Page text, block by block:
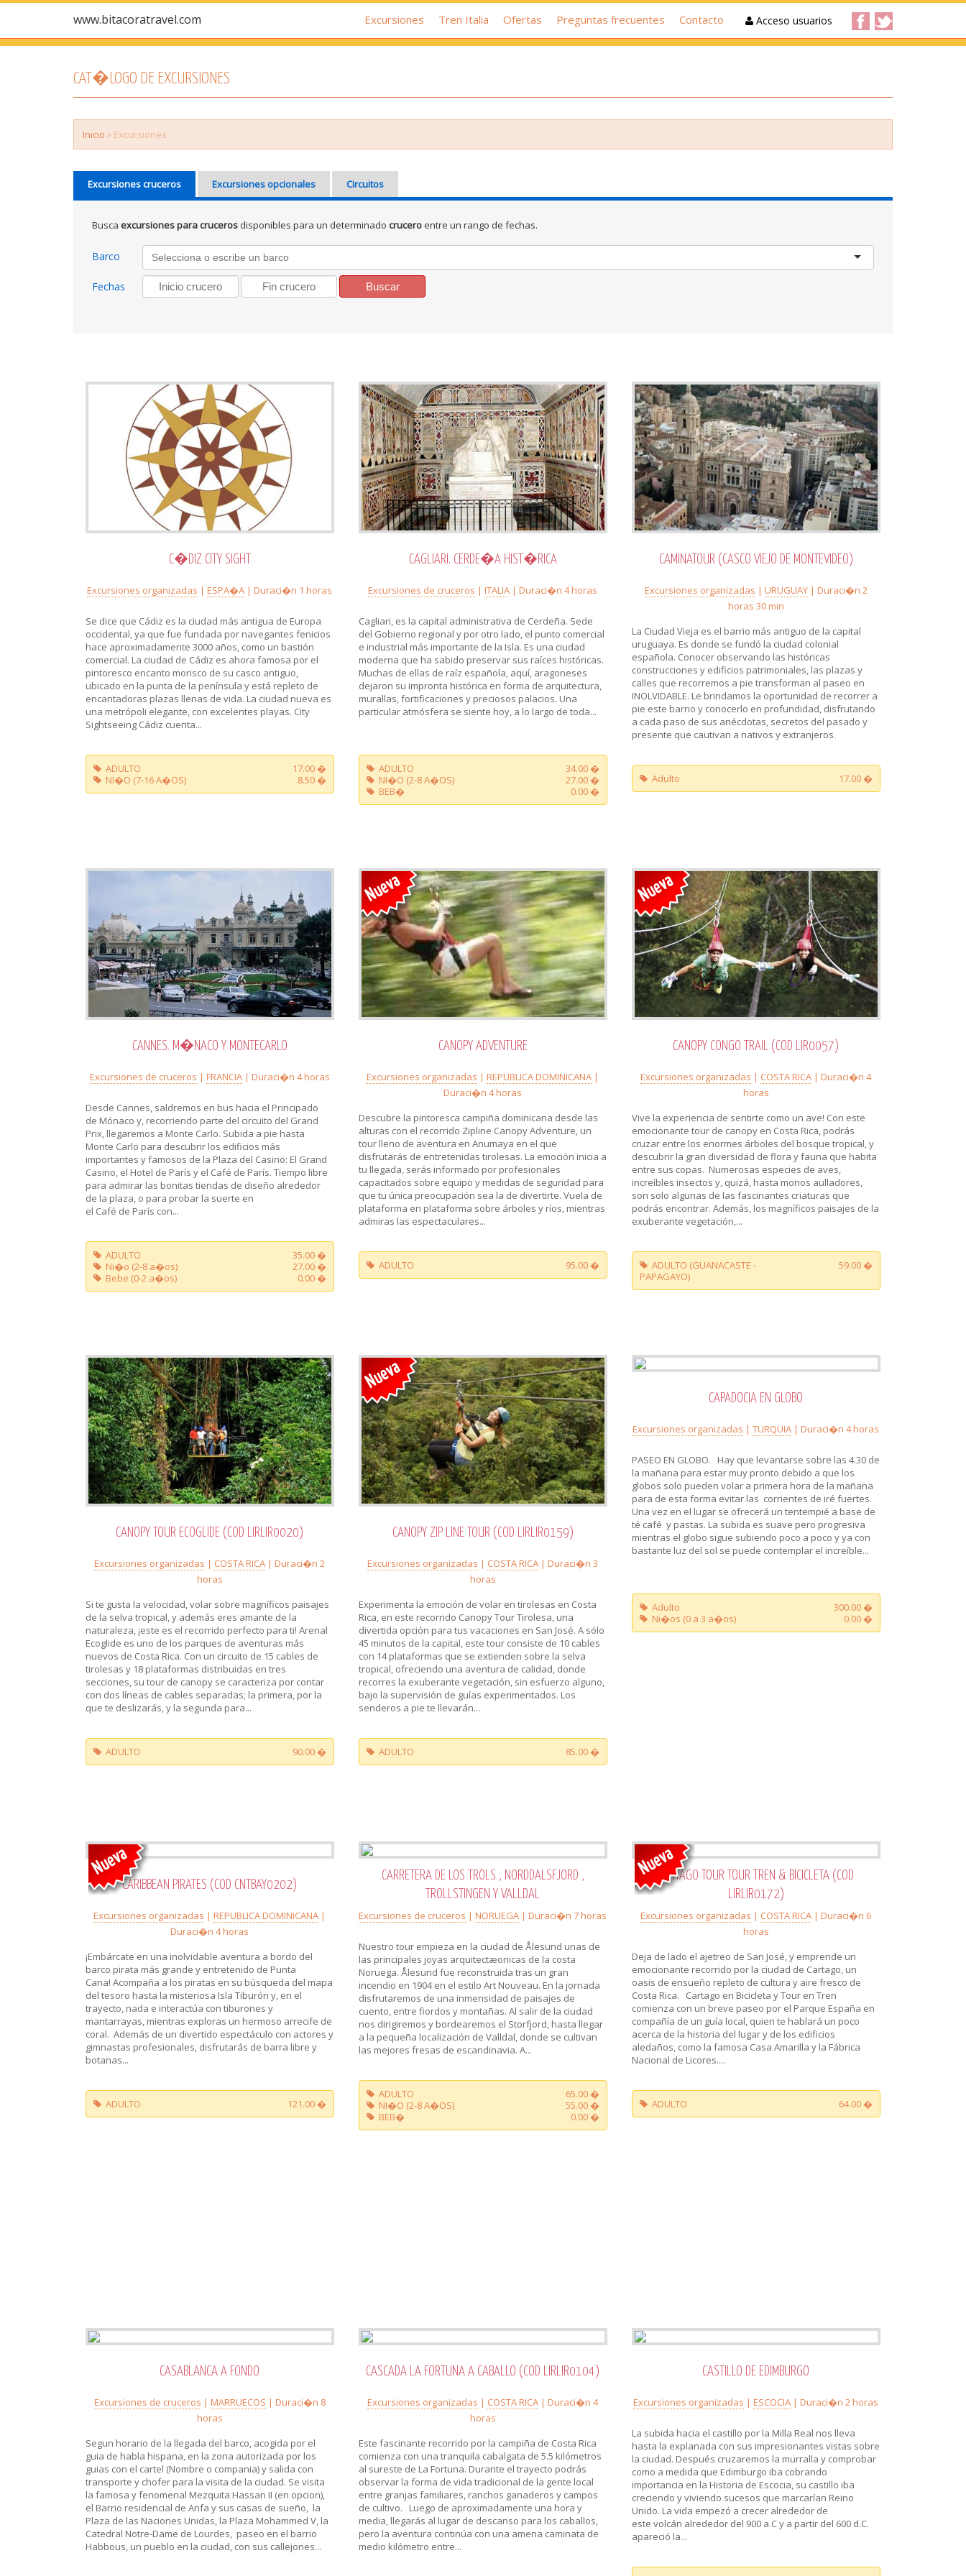
www.bitacoratravel.com Acceso usuarios
Excursiones Tren Italia Ofertas Preguntas frecuentes Contacto
CAT�LOGO DE EXCURSIONES
Inicio » Excursiones
Excursiones cruceros Excursiones opcionales Circuitos
Busca excursiones para cruceros disponibles para un determinado crucero entre un rango de fechas.
Barco
Fechas
C�DIZ CITY SIGHT
Excursiones organizadas |ESPA�A | Duraci�n 1 horas
Se dice que Cádiz es la ciudad más antigua de Europa
occidental, ya que fue fundada por navegantes fenicios
hace aproximadamente 3000 años, como un bastión
comercial. La ciudad de Cádiz es ahora famosa por el
pintoresco encanto morisco de su casco antiguo,
ubicado en la punta de la península y está repleto de
encantadoras plazas llenas de vida. La ciudad nueva es
una metrópoli elegante, con excelentes playas. City
Sightseeing Cádiz cuenta...
ADULTO
17.00 �
NI�O (7-16 A�OS)
8.50 �
CAGLIARI. CERDE�A HIST�RICA
Excursiones de cruceros |ITALIA | Duraci�n 4 horas
Cagliari, es la capital administrativa de Cerdeña. Sede
del Gobierno regional y por otro lado, el punto comercial
e industrial más importante de la Isla. Es una ciudad
moderna que ha sabido preservar sus raíces históricas.
Muchas de ellas de raíz española, aquí, aragoneses
dejaron su impronta histórica en forma de arquitectura,
murallas, fortificaciones y preciosos palacios. Una
particular atmósfera se siente hoy, a lo largo de toda...
ADULTO
34.00 �
NI�O (2-8 A�OS)
27.00 �
BEB�
0.00 �
CAMINATOUR (CASCO VIEJO DE MONTEVIDEO)
Excursiones organizadas | URUGUAY| Duraci�n 2
horas 30 min
La Ciudad Vieja es el barrio más antiguo de la capital
uruguaya. Es donde se fundó la ciudad colonial
española. Conocer observando las históricas
construcciones y edificios patrimoniales, las plazas y
calles que recorremos a pie transforman al paseo en
INOLVIDABLE. Le brindamos la oportunidad de recorrer a
pie este barrio y conocerlo en profundidad, disfrutando
a cada paso de sus anécdotas, secretos del pasado y
presente que cautivan a nativos y extranjeros.
Adulto 17.00 �
CANNES. M�NACO Y MONTECARLO
Excursiones de cruceros | FRANCIA| Duraci�n 4 horas
Desde Cannes, saldremos en bus hacia el Principado
de Mónaco y, recorriendo parte del circuito del Grand
Prix, llegaremos a Monte Carlo. Subida a pie hasta
Monte Carlo para descubrir los edificios más
importantes y famosos de la Plaza del Casino: El Grand
Casino, el Hotel de París y el Café de París. Tiempo libre
para admirar las bonitas tiendas de diseño alrededor
de la plaza, o para probar la suerte en
el Café de París con...
ADULTO
35.00 �
Ni�o (2-8 a�os)
27.00 �
Bebe (0-2 a�os)
0.00 �
CANOPY ADVENTURE
Excursiones organizadas |REPUBLICA DOMINICANA |
Duraci�n 4 horas
Descubre la pintoresca campiña dominicana desde las
alturas con el recorrido Zipline Canopy Adventure, un
tour lleno de aventura en Anumaya en el que
disfrutarás de entretenidas tirolesas. La emoción inicia a
tu llegada, serás informado por profesionales
capacitados sobre equipo y medidas de seguridad para
que tu única preocupación sea la de divertirte. Vuela de
plataforma en plataforma sobre árboles y ríos, mientras
admiras las espectaculares...
ADULTO 95.00 �
CANOPY CONGO TRAIL (COD LIR0057)
Excursiones organizadas | COSTA RICA | Duraci�n 4
horas
Vive la experiencia de sentirte como un ave! Con este
emocionante tour de canopy en Costa Rica, podrás
cruzar entre los enormes árboles del bosque tropical, y
descubrir la gran diversidad de flora y fauna que habita
entre sus copas. Numerosas especies de aves,
increíbles insectos y, quizá, hasta monos aulladores,
son solo algunas de las fascinantes criaturas que
podrás encontrar. Además, los magníficos paisajes de la
exuberante vegetación,...
ADULTO (GUANACASTE -
PAPAGAYO)
59.00 �
CANOPY TOUR ECOGLIDE (COD LIRLIR0020)
Excursiones organizadas | COSTA RICA | Duraci�n 2
horas
Si te gusta la velocidad, volar sobre magníficos paisajes
de la selva tropical, y además eres amante de la
naturaleza, ¡este es el recorrido perfecto para ti! Arenal
Ecoglide es uno de los parques de aventuras más
nuevos de Costa Rica. Con un circuito de 15 cables de
tirolesas y 18 plataformas distribuidas en tres
secciones, su tour de canopy se caracteriza por contar
con dos líneas de cables separadas; la primera, por la
que te deslizarás, y la segunda para...
ADULTO 90.00 �
CANOPY ZIP LINE TOUR (COD LIRLIR0159)
Excursiones organizadas | COSTA RICA | Duraci�n 3
horas
Experimenta la emoción de volar en tirolesas en Costa
Rica, en este recorrido Canopy Tour Tirolesa, una
divertida opción para tus vacaciones en San José. A sólo
45 minutos de la capital, este tour consiste de 10 cables
con 14 plataformas que se extienden sobre la selva
tropical, ofreciendo una aventura de calidad, donde
recorres la exuberante vegetación, sin esfuerzo alguno,
bajo la supervisión de guías experimentados. Los
senderos a pie te llevarán...
ADULTO 85.00 �
CAPADOCIA EN GLOBO
Excursiones organizadas |TURQUIA | Duraci�n 4 horas
PASEO EN GLOBO. Hay que levantarse sobre las 4.30 de
la mañana para estar muy pronto debido a que los
globos solo pueden volar a primera hora de la mañana
para de esta forma evitar las corrientes de iré fuertes.
Una vez en el lugar se ofrecerá un tentempié a base de
té café y pastas. La subida es suave pero progresiva
mientras el globo sigue subiendo poco a poco y ya con
bastante luz del sol se puede contemplar el increíble...
Adulto
300.00 �
Ni�os (0 a 3 a�os)
0.00 �
CARIBBEAN PIRATES (COD CNTBAY0202)
Excursiones organizadas |REPUBLICA DOMINICANA |
Duraci�n 4 horas
¡Embárcate en una inolvidable aventura a bordo del
barco pirata más grande y entretenido de Punta
Cana! Acompaña a los piratas en su búsqueda del mapa
del tesoro hasta la misteriosa Isla Tiburón y, en el
trayecto, nada e interactúa con tiburones y
mantarrayas, mientras exploras un hermoso arrecife de
coral. Además de un divertido espectáculo con actores y
gimnastas profesionales, disfrutarás de barra libre y
botanas...
ADULTO 121.00 �
CARRETERA DE LOS TROLS , NORDDALSFJORD ,
TROLLSTINGEN Y VALLDAL
Excursiones de cruceros |NORUEGA | Duraci�n 7 horas
Nuestro tour empieza en la ciudad de Ålesund unas de
las principales joyas arquitectæonicas de la costa
Noruega. Ålesund fue reconstruida tras un gran
incendio en 1904 en el estilo Art Nouveau. En la jornada
disfrutaremos de una inmensidad de paisajes de
cuento, entre fiordos y montañas. Al salir de la ciudad
nos dirigiremos y bordearemos el Storfjord, hasta llegar
a la pequeña localización de Valldal, donde se cultivan
las mejores fresas de escandinavia. A...
ADULTO
65.00 �
NI�O (2-8 A�OS)
55.00 �
BEB�
0.00 �
CARTAGO TOUR TOUR TREN & BICICLETA (COD
LIRLIR0172)
Excursiones organizadas | COSTA RICA | Duraci�n 6
horas
Deja de lado el ajetreo de San José, y emprende un
emocionante recorrido por la ciudad de Cartago, un
oasis de ensueño repleto de cultura y aire fresco de
Costa Rica. Cartago en Bicicleta y Tour en Tren
comienza con un breve paseo por el Parque España en
compañía de un guía local, quien te hablará un poco
acerca de la historia del lugar y de los edificios
aledaños, como la famosa Casa Amarilla y la Fábrica
Nacional de Licores....
ADULTO 64.00 �
CASABLANCA A FONDO
Excursiones de cruceros | MARRUECOS | Duraci�n 8
horas
Segun horario de la llegada del barco, acogida por el
guia de habla hispana, en la zona autorizada por los
guias con el cartel (Nombre o compania) y salida con
transporte y chofer para la visita de la ciudad. Se visita
la famosa y fenomenal Mezquita Hassan II (en opcion),
el Barrio residencial de Anfa y sus casas de sueño, la
Plaza de las Naciones Unidas, la Plaza Mohammed V, la
Catedral Notre-Dame de Lourdes, paseo en el barrio
Habbous, un pueblo en la ciudad, con sus callejones...
CASCADA LA FORTUNA A CABALLO (COD LIRLIR0104)
Excursiones organizadas | COSTA RICA | Duraci�n 4
horas
Este fascinante recorrido por la campiña de Costa Rica
comienza con una tranquila cabalgata de 5.5 kilómetros
al sureste de La Fortuna. Durante el trayecto podrás
observar la forma de vida tradicional de la gente local
entre granjas familiares, ranchos ganaderos y campos
de cultivo. Luego de aproximadamente una hora y
media, llegarás al lugar de descanso para los caballos,
pero la aventura continúa con una amena caminata de
medio kilómetro entre...
CASTILLO DE EDIMBURGO
Excursiones organizadas |ESCOCIA | Duraci�n 2 horas
La subida hacia el castillo por la Milla Real nos lleva
hasta la explanada con sus impresionantes vistas sobre
la ciudad. Después cruzaremos la murralla y comprobar
como a medida que Edimburgo iba cobrando
importancia en la Historia de Escocia, su castillo iba
creciendo y viviendo sucesos que marcarían Reino
Unido. La vida empezó a crecer alrededor de
este volcán alrededor del 900 a.C y a partir del 600 d.C.
apareció la...